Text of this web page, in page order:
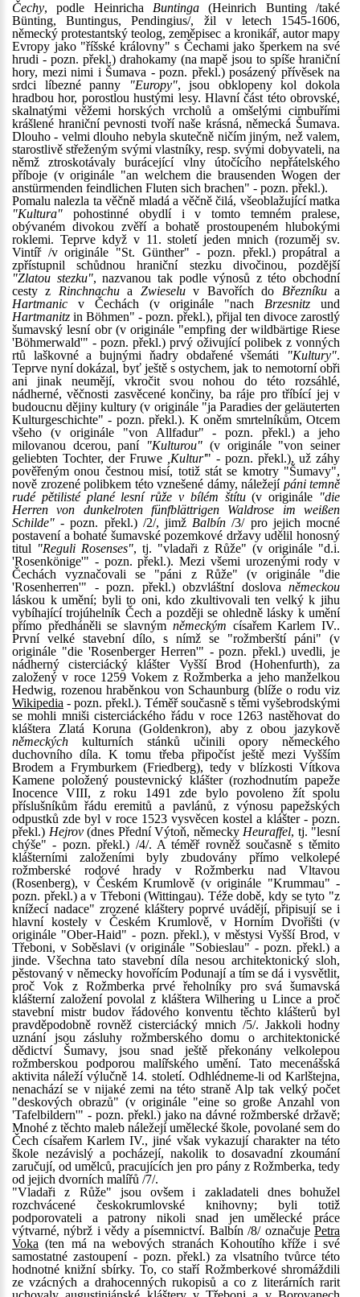
Čechy, podle Heinricha Buntinga (Heinrich Bunting /také
Bünting, Buntingus, Pendingius/, žil v letech 1545-1606,
německý protestantský teolog, zeměpisec a kronikář, autor mapy
Evropy jako "říšské královny" s Čechami jako šperkem na své
hrudi - pozn. překl.) drahokamy (na mapě jsou to spíše hraniční
hory, mezi nimi i Šumava - pozn. překl.) posázený přívěsek na
srdci líbezné panny
"Europy", jsou obklopeny kol dokola
hradbou hor, porostlou hustými lesy. Hlavní část této obrovské,
skalnatými věžemi horských vrcholů a omšelými cimbuřími
krášlené hraniční pevnosti tvoří naše krásná, německá Šumava.
Dlouho - velmi dlouho nebyla skutečně ničím jiným, než valem,
starostlivě střeženým svými vlastníky, resp. svými dobyvateli, na
němž ztroskotávaly burácející vlny útočícího nepřátelského
příboje (v originále "an welchem die brausenden Wogen der
anstürmenden feindlichen Fluten sich brachen" - pozn. překl.).
Pomalu nalezla ta věčně mladá a věčně čilá, všeoblažující matka
"Kultura" pohostinné obydlí i v tomto temném pralese,
obývaném divokou zvěří a bohatě prostoupeném hlubokými
roklemi. Teprve když v 11. století jeden mnich (rozuměj sv.
Vintíř /v originále "St. Günther" - pozn. překl.) propátral a
zpřístupnil schůdnou hraniční stezku divočinou, pozdější
"Zlatou stezku", nazvanou tak podle výnosů z této obchodní
cesty z Rinchnachua Zwieseluv Bavořích do Březníkua
Hartmanic v Čechách (v originále "nach Brzesnitz und
Hartmanitz in Böhmen" - pozn. překl.), přijal ten divoce zarostlý
šumavský lesní obr (v originále "empfing der wildbärtige Riese
'Böhmerwald'" - pozn. překl.) prvý oživující polibek z vonných
rtů laškovné a bujnými ňadry obdařené všemáti
"Kultury".
Teprve nyní dokázal, byť ještě s ostychem, jak to nemotorní obři
ani jinak neumějí, vkročit svou nohou do této rozsáhlé,
nádherné, věčnosti zasvěcené končiny, ba ráje pro tříbící jej v
budoucnu dějiny kultury (v originále "ja Paradies der geläuterten
Kulturgeschichte" - pozn. překl.). K oněm smrtelníkům, Otcem
všeho (v originále "von Allfadur" - pozn. překl.) a jeho
milovanou dcerou, paní "Kulturou" (v originále "von seiner
geliebten Tochter, der Fruwe
,Kultur'" - pozn. překl.), už záhy
pověřeným onou čestnou misí, totiž stát se kmotry "Šumavy",
nově zrozené polibkem této vznešené dámy, náležejí páni temně
rudé pětilisté plané lesní růže v bílém štítu(v originále "die
Herren von dunkelroten fünfblättrigen Waldrose im weißen
Schilde" - pozn. překl.) /2/, jimž Balbín /3/ pro jejich mocné
postavení a bohaté šumavské pozemkové državy udělil honosný
titul "Reguli Rosenses", tj. "vladaři z Růže" (v originále "d.i.
'Rosenkönige'" - pozn. překl.). Mezi všemi urozenými rody v
Čechách vyznačovali se "páni z Růže" (v originále "die
'Rosenherren'" - pozn. překl.) obzvláštní doslova německou
láskou k umění; byli to oni, kdo zkultivovali ten velký k jihu
vybíhající trojúhelník Čech a později se ohledně lásky k umění
přímo předháněli se slavným německým císařem Karlem IV..
První velké stavební dílo, s nímž se "rožmberští páni" (v
originále "die 'Rosenberger Herren'" - pozn. překl.) uvedli, je
nádherný cisterciácký klášter Vyšší Brod (Hohenfurth), za
založený v roce 1259 Vokem z Rožmberka a jeho manželkou
Hedwig, rozenou hraběnkou von Schaunburg (blíže o rodu viz
Wikipedia - pozn. překl.). Téměř současně s těmi vyšebrodskými
se mohli mniši cisterciáckého řádu v roce 1263 nastěhovat do
kláštera Zlatá Koruna (Goldenkron), aby z obou jazykově
německých kulturních stánků učinili opory německého
duchovního díla. K tomu třeba připočíst ještě mezi Vyšším
Brodem a Frymburkem (Friedberg), tedy v blízkosti Vítkova
Kamene položený poustevnický klášter (rozhodnutím papeže
Inocence VIII, z roku 1491 zde bylo povoleno žít spolu
příslušníkům řádu eremitů a pavlánů, z výnosu papežských
odpustků zde byl v roce 1523 vysvěcen kostel a klášter - pozn.
překl.) Hejrov(dnes Přední Výtoň, německy Heuraffel, tj. "lesní
chýše" - pozn. překl.) /4/. A téměř rovněž současně s těmito
klášterními založeními byly zbudovány přímo velkolepé
rožmberské rodové hrady v Rožmberku nad Vltavou
(Rosenberg), v Českém Krumlově (v originále "Krummau" -
pozn. překl.) a v Třeboni (Wittingau). Téže době, kdy se tyto "z
knížecí nadace" zrozené kláštery poprvé uvádějí, připisují se i
hlavní kostely v Českém Krumlově, v Horním Dvořišti (v
originále "Ober-Haid" - pozn. překl.), v městysi Vyšší Brod, v
Třeboni, v Soběslavi (v originále "Sobieslau" - pozn. překl.) a
jinde. Všechna tato stavební díla nesou architektonický sloh,
pěstovaný v německy hovořícím Podunají a tím se dá i vysvětlit,
proč Vok z Rožmberka prvé řeholníky pro svá šumavská
klášterní založení povolal z kláštera Wilhering u Lince a proč
stavební mistr budov řádového konventu těchto klášterů byl
pravděpodobně rovněž cisterciácký mnich /5/. Jakkoli hodny
uznání jsou zásluhy rožmberského domu o architektonické
dědictví Šumavy, jsou snad ještě překonány velkolepou
rožmberskou podporou malířského umění. Tato mecenášská
aktivita náleží výlučně 14. století. Odhlédneme-li od Karlštejna,
nenachází se v nijaké zemi na této straně Alp tak velký počet
"deskových obrazů" (v originále "eine so große Anzahl von
'Tafelbildern'" - pozn. překl.) jako na dávné rožmberské državě;
Mnohé z těchto maleb náležejí umělecké škole, povolané sem do
Čech císařem Karlem IV., jiné však vykazují charakter na této
škole nezávislý a pocházejí, nakolik to dosavadní zkoumání
zaručují, od umělců, pracujících jen pro pány z Rožmberka, tedy
od jejich dvorních malířů /7/.
"Vladaři z Růže" jsou ovšem i zakladateli dnes bohužel
rozchvácené českokrumlovské knihovny; byli totiž
podporovateli a patrony nikoli snad jen umělecké práce
výtvarné, nýbrž i vědy a písemnictví. Balbín /8/ označuje Petra
Voka (ten má na webových stranách Kohoutího kříže i své
samostatné zastoupení - pozn. překl.) za vlsatního tvůrce této
hodnotné knižní sbírky. To, co staří Rožmberkové shromáždili
ze vzácných a drahocenných rukopisů a co z literárních rarit